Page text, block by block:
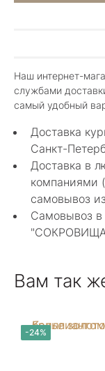
Наш интернет-
службами
самый удобный
Доставка
Санкт-
Доставка в
компаниями
самовывоз
Самовывоз в
"СОКРОВИЩА"
Вам так
-24%
Иван
Шикарный
только
шикарные,
Показать
Алла
8
Классные
в других
Нелли